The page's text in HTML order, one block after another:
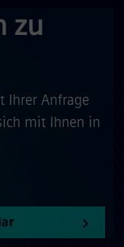
zu
Ihrer Anfrage
mit Ihnen in